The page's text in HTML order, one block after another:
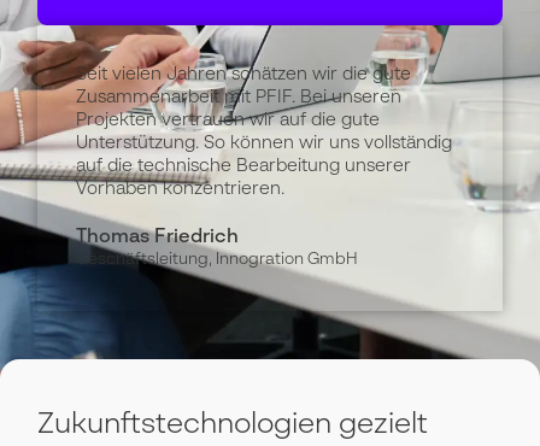
Seit vielen Jahren schätzen wir die gute
Zusammenarbeit mit PFIF. Bei unseren
Projekten vertrauen wir auf die gute
Unterstützung. So können wir uns vollständig
auf die technische Bearbeitung unserer
Vorhaben konzentrieren.
Thomas Friedrich
Geschäftsleitung, Innogration GmbH
Zukunftstechnologien gezielt